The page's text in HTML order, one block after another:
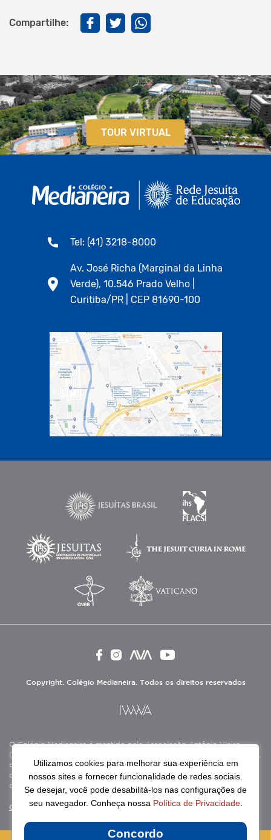
Compartilhe:
TOUR VIRTUAL
Tel: (41) 3218-8000
Av. José Richa (Marginal da Linha
Verde), 10.546 Prado Velho |
Curitiba/PR | CEP 81690-100
Copyright. Colégio Medianeira. Todos os direitos reservados
O Colégio Medianeira é mantido pela Associação Antônio Vieira
(ASAV), instituição de direito privado sem fins lucrativos, filantrópica,
de natureza educativa, cultural, assistencial e beneficente, certificada
como Entidade Beneficente de Assistência Social (CEBAS), nas áreas
de educação e assistência social.
Continue lendo
Utilizamos cookies para melhorar sua experiência em
nossos sites e fornecer funcionalidade de redes sociais.
Se desejar, você pode desabilitá-los nas configurações de
seu navegador. Conheça nossa Política de Privacidade.
Concordo